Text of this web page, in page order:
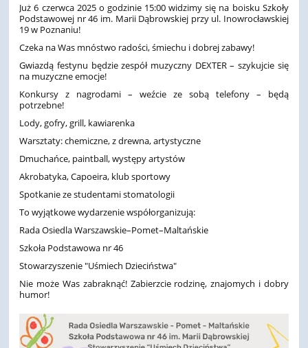
Już 6 czerwca 2025 o godzinie 15:00 widzimy się na boisku Szkoły
Podstawowej nr 46 im. Marii Dąbrowskiej przy ul. Inowrocławskiej
19 w Poznaniu!
Czeka na Was mnóstwo radości, śmiechu i dobrej zabawy!
Gwiazdą festynu będzie zespół muzyczny DEXTER – szykujcie się
na muzyczne emocje!
Konkursy z nagrodami – weźcie ze sobą telefony – będą
potrzebne!
Lody, gofry, grill, kawiarenka
Warsztaty: chemiczne, z drewna, artystyczne
Dmuchańce, paintball, występy artystów
Akrobatyka, Capoeira, klub sportowy
Spotkanie ze studentami stomatologii
To wyjątkowe wydarzenie współorganizują:
Rada Osiedla Warszawskie–Pomet–Maltańskie
Szkoła Podstawowa nr 46
Stowarzyszenie "Uśmiech Dzieciństwa"
Nie może Was zabraknąć! Zabierzcie rodzinę, znajomych i dobry
humor!